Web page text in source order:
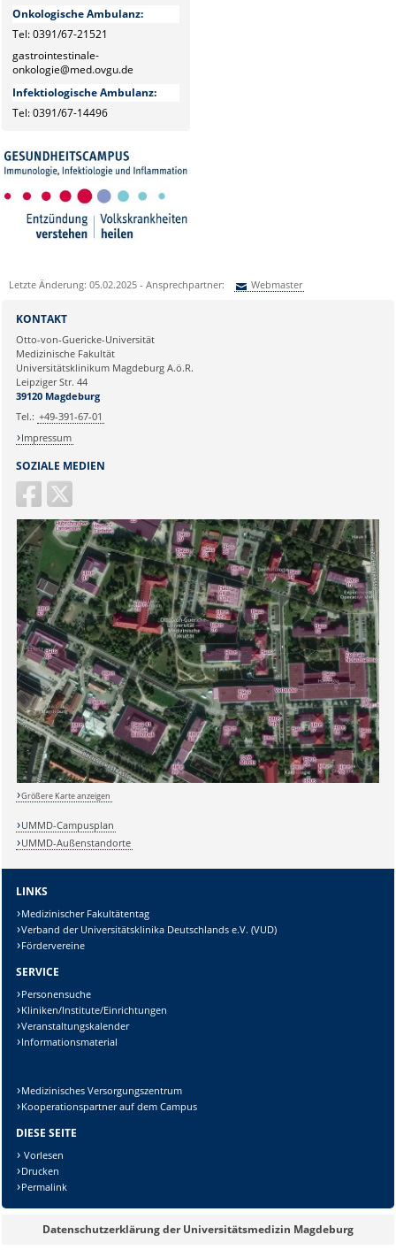
Onkologische Ambulanz:
Tel: 0391/67-21521
gastrointestinale-
onkologie@med.ovgu.de
Infektiologische Ambulanz:
Tel: 0391/67-14496
Letzte Änderung: 05.02.2025 - Ansprechpartner: Webmaster
Ihre E-Mailadresse:
Ihr Anliegen:
SOZIALE MEDIEN
KONTAKT
Otto-von-Guericke-Universität
Medizinische Fakultät
Universitätsklinikum Magdeburg A.ö.R.
Leipziger Str. 44
39120 Magdeburg
Tel.: +49-391-67-01
Impressum
Größere Karte anzeigen
UMMD-Campusplan
UMMD-Außenstandorte
LINKS
Medizinischer Fakultätentag
Verband der Universitätsklinika Deutschlands e.V. (VUD)
Fördervereine
SERVICE
Personensuche
Kliniken/Institute/Einrichtungen
Veranstaltungskalender
Informationsmaterial
Medizinisches Versorgungszentrum
Kooperationspartner auf dem Campus
DIESE SEITE
Vorlesen
Drucken
Permalink
Datenschutzerklärung der Universitätsmedizin Magdeburg